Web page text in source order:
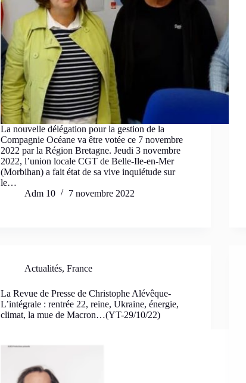
La nouvelle délégation pour la gestion de la
Compagnie Océane va être votée ce 7 novembre
2022 par la Région Bretagne. Jeudi 3 novembre
2022, l’union locale CGT de Belle-Ile-en-Mer
(Morbihan) a fait état de sa vive inquiétude sur
le…
Adm 10
7 novembre 2022
Actualités,France
La Revue de Presse de Christophe Alévêque-
L’intégrale : rentrée 22, reine, Ukraine, énergie,
climat, la mue de Macron…(YT-29/10/22)